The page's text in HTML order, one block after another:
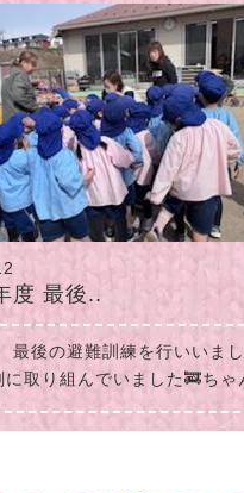
度 最後..
後の避難訓練を行いいま
に取り組んでいました🚒ちゃ